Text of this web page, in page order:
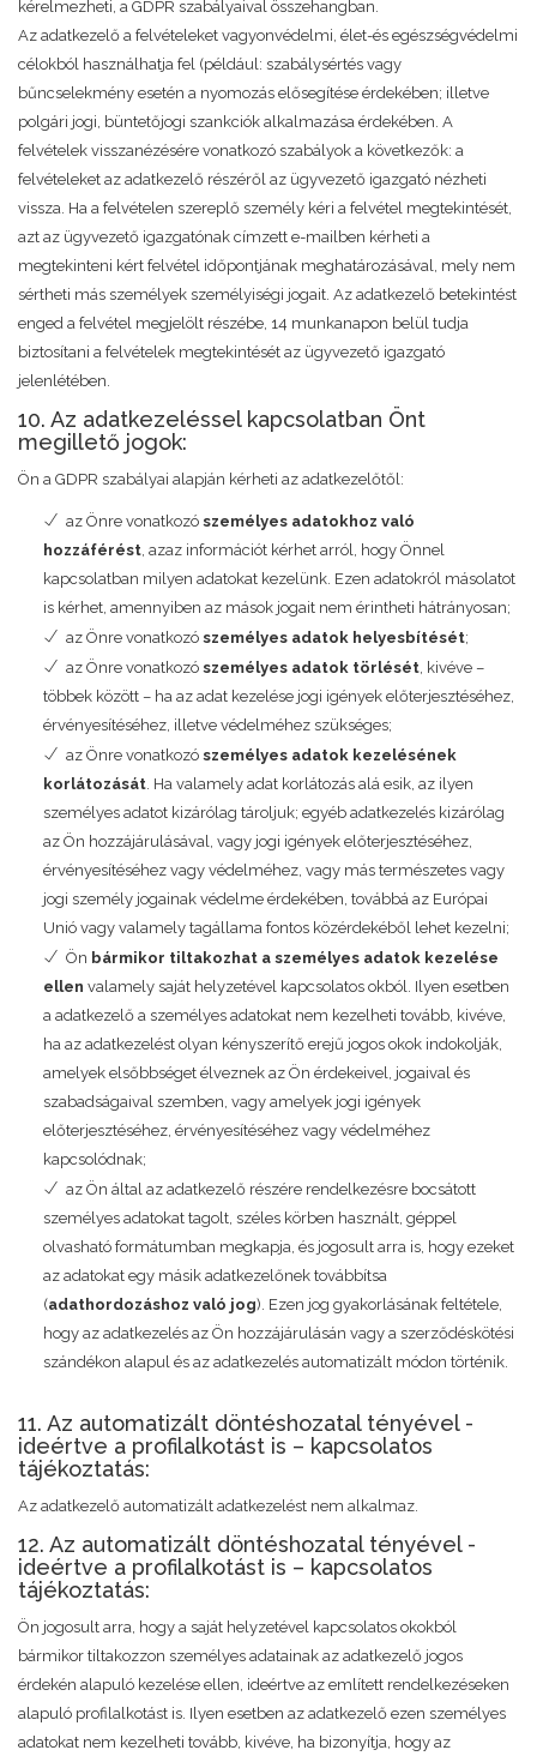
kérelmezheti, a GDPR szabályaival összehangban.
Az adatkezelő a felvételeket vagyonvédelmi, élet-és egészségvédelmi
célokból használhatja fel (például: szabálysértés vagy
bűncselekmény esetén a nyomozás elősegítése érdekében; illetve
polgári jogi, büntetőjogi szankciók alkalmazása érdekében. A
felvételek visszanézésére vonatkozó szabályok a következők: a
felvételeket az adatkezelő részéről az ügyvezető igazgató nézheti
vissza. Ha a felvételen szereplő személy kéri a felvétel megtekintését,
azt az ügyvezető igazgatónak címzett e-mailben kérheti a
megtekinteni kért felvétel időpontjának meghatározásával, mely nem
sértheti más személyek személyiségi jogait. Az adatkezelő betekintést
enged a felvétel megjelölt részébe, 14 munkanapon belül tudja
biztosítani a felvételek megtekintését az ügyvezető igazgató
jelenlétében.
10. Az adatkezeléssel kapcsolatban Önt
megillető jogok:
Ön a GDPR szabályai alapján kérheti az adatkezelőtől:
az Önre vonatkozószemélyes adatokhoz való
hozzáférést, azaz információt kérhet arról, hogy Önnel
kapcsolatban milyen adatokat kezelünk. Ezen adatokról másolatot
is kérhet, amennyiben az mások jogait nem érintheti hátrányosan;
az Önre vonatkozószemélyes adatok helyesbítését;
az Önre vonatkozószemélyes adatok törlését, kivéve –
többek között – ha az adat kezelése jogi igények előterjesztéséhez,
érvényesítéséhez, illetve védelméhez szükséges;
az Önre vonatkozószemélyes adatok kezelésének
korlátozását. Ha valamely adat korlátozás alá esik, az ilyen
személyes adatot kizárólag tároljuk; egyéb adatkezelés kizárólag
az Ön hozzájárulásával, vagy jogi igények előterjesztéséhez,
érvényesítéséhez vagy védelméhez, vagy más természetes vagy
jogi személy jogainak védelme érdekében, továbbá az Európai
Unió vagy valamely tagállama fontos közérdekéből lehet kezelni;
Ön bármikor tiltakozhat a személyes adatok kezelése
ellen valamely saját helyzetével kapcsolatos okból. Ilyen esetben
a adatkezelő a személyes adatokat nem kezelheti tovább, kivéve,
ha az adatkezelést olyan kényszerítő erejű jogos okok indokolják,
amelyek elsőbbséget élveznek az Ön érdekeivel, jogaival és
szabadságaival szemben, vagy amelyek jogi igények
előterjesztéséhez, érvényesítéséhez vagy védelméhez
kapcsolódnak;
az Ön által az adatkezelő részére rendelkezésre bocsátott
személyes adatokat tagolt, széles körben használt, géppel
olvasható formátumban megkapja, és jogosult arra is, hogy ezeket
az adatokat egy másik adatkezelőnek továbbítsa
(adathordozáshoz való jog). Ezen jog gyakorlásának feltétele,
hogy az adatkezelés az Ön hozzájárulásán vagy a szerződéskötési
szándékon alapul és az adatkezelés automatizált módon történik.
11. Az automatizált döntéshozatal tényével -
ideértve a profilalkotást is – kapcsolatos
tájékoztatás:
Az adatkezelő automatizált adatkezelést nem alkalmaz.
12. Az automatizált döntéshozatal tényével -
ideértve a profilalkotást is – kapcsolatos
tájékoztatás:
Ön jogosult arra, hogy a saját helyzetével kapcsolatos okokból
bármikor tiltakozzon személyes adatainak az adatkezelő jogos
érdekén alapuló kezelése ellen, ideértve az említett rendelkezéseken
alapuló profilalkotást is. Ilyen esetben az adatkezelő ezen személyes
adatokat nem kezelheti tovább, kivéve, ha bizonyítja, hogy az